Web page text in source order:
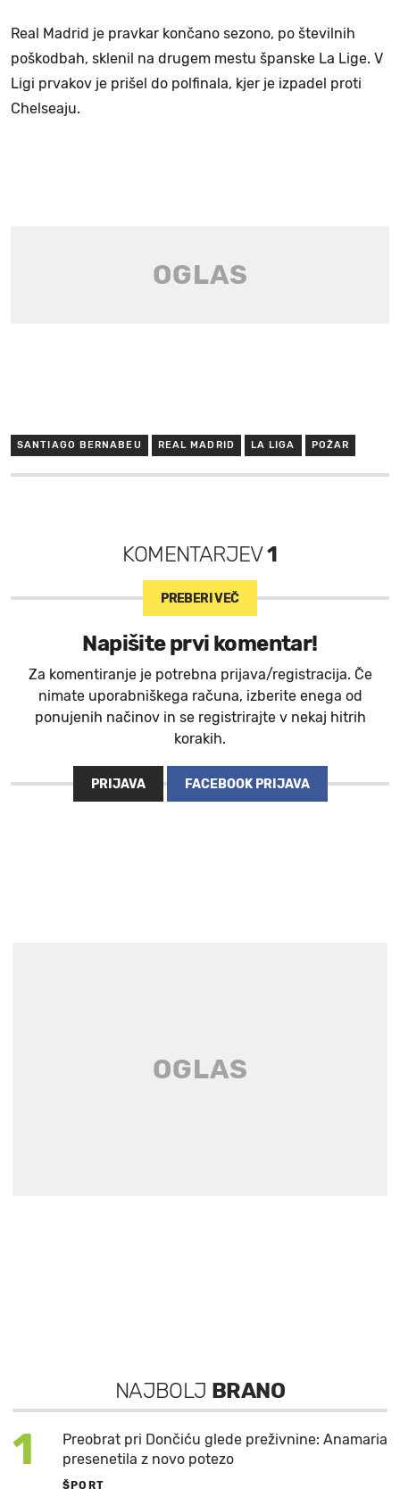
Real Madrid je pravkar končano sezono, po številnih
poškodbah, sklenil na drugem mestu španske La Lige. V
Ligi prvakov je prišel do polfinala, kjer je izpadel proti
Chelseaju.
SANTIAGO BERNABEU REAL MADRID LA LIGA POŽAR
KOMENTARJEV1
PREBERI VEČ
Napišite prvi komentar!
Za komentiranje je potrebna prijava/registracija. Če
nimate uporabniškega računa, izberite enega od
ponujenih načinov in se registrirajte v nekaj hitrih
korakih.
PRIJAVA FACEBOOK PRIJAVA
NAJBOLJ BRANO
1
Preobrat pri Dončiću glede preživnine: Anamaria
presenetila z novo potezo
ŠPORT